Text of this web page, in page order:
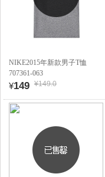
NIKE2015年新款男子T恤
707361-063
¥149 ¥149.0